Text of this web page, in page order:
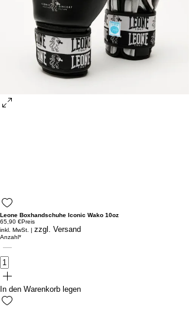
Leone Boxhandschuhe Iconic Wako 10oz
65,90 €Preis
inkl. MwSt. | zzgl. Versand
Anzahl*
In den Warenkorb legen